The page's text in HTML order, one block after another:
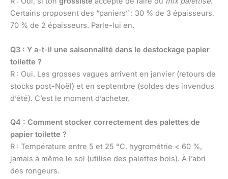
Certains proposent des “paniers” : 30 % de 3 épaisseurs,
70 % de 2 épaisseurs. Parle-lui en.
Q3 : Y a-t-il une saisonnalité dans le destockage papier
toilette ?
R : Oui. Les grosses vagues arrivent en janvier (retours de
stocks post-Noël) et en septembre (soldes des invendus
d’été). C’est le moment d’acheter.
Q4 : Comment stocker correctement des palettes de
papier toilette ?
R : Température entre 5 et 25 °C, hygrométrie < 60 %,
jamais à même le sol (utilise des palettes bois). À l’abri
des rongeurs.